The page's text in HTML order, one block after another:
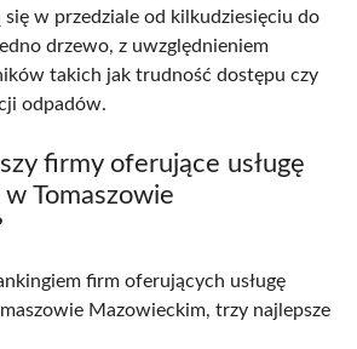
się w przedziale od kilkudziesięciu do
drzewo, z uwzględnieniem
takich jak trudność dostępu czy
odpadów.
firmy oferujące usługę
Tomaszowie
firm oferujących usługę
Mazowieckim, trzy najlepsze